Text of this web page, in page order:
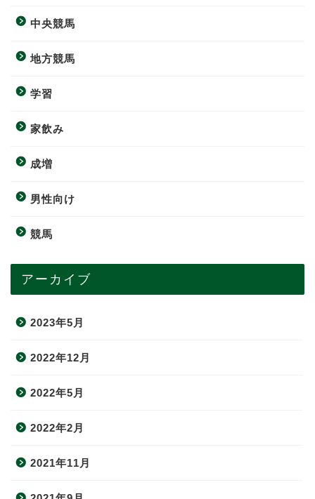
中央競馬
地方競馬
学習
家飲み
成増
男性向け
競馬
アーカイブ
2023年5月
2022年12月
2022年5月
2022年2月
2021年11月